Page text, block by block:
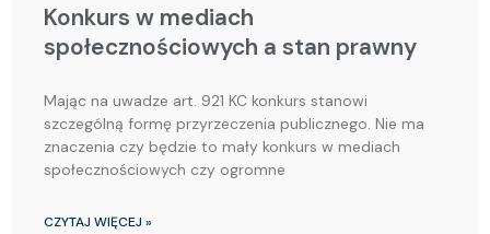
Konkurs w mediach
społecznościowych a stan prawny
Mając na uwadze art. 921 KC konkurs stanowi
szczególną formę przyrzeczenia publicznego. Nie ma
znaczenia czy będzie to mały konkurs w mediach
społecznościowych czy ogromne
CZYTAJ WIĘCEJ »